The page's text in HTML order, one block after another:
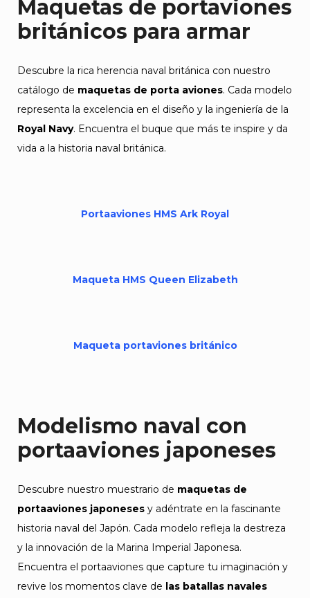
Maquetas de portaviones
británicos para armar
Descubre la rica herencia naval británica con nuestro
catálogo de maquetas de porta aviones. Cada modelo
representa la excelencia en el diseño y la ingeniería de la
Royal Navy. Encuentra el buque que más te inspire y da
vida a la historia naval británica.
Portaaviones HMS Ark Royal
Maqueta HMS Queen Elizabeth
Maqueta portaviones británico
Modelismo naval con
portaaviones japoneses
Descubre nuestro muestrario de maquetas de
portaaviones japoneses y adéntrate en la fascinante
historia naval del Japón. Cada modelo refleja la destreza
y la innovación de la Marina Imperial Japonesa.
Encuentra el portaaviones que capture tu imaginación y
revive los momentos clave de las batallas navales